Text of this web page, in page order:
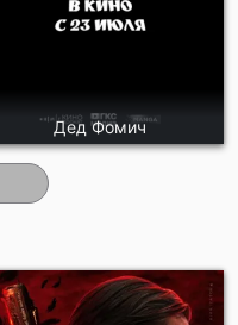
Дед Фомич